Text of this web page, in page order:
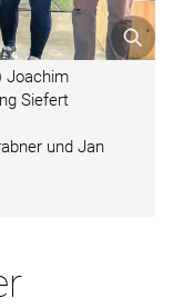
Joachim
Siefert
und Jan